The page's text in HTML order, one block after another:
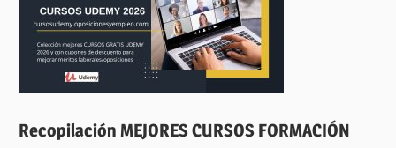
Recopilación MEJORES CURSOS FORMACIÓN